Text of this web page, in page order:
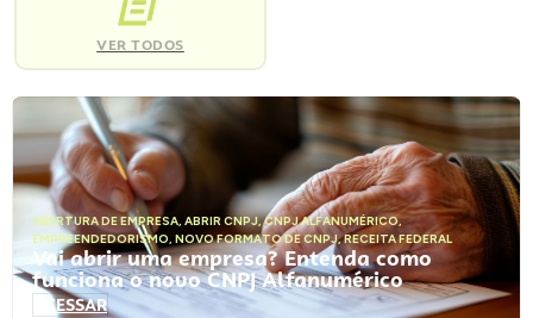
VER TODOS
ABERTURA DE EMPRESA, ABRIR CNPJ,CNPJ ALFANUMÉRICO,
EMPREENDEDORISMO, NOVO FORMATO DE CNPJ,RECEITA FEDERAL
Vai abrir uma empresa? Entenda como
funciona o novo CNPJ Alfanumérico
ACESSAR